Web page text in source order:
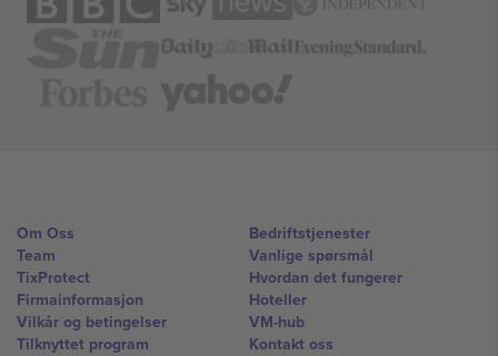
Om Oss
Team
TixProtect
Firmainformasjon
Vilkår og betingelser
Tilknyttet program
Bedriftstjenester
Vanlige spørsmål
Hvordan det fungerer
Hoteller
VM-hub
Kontakt oss